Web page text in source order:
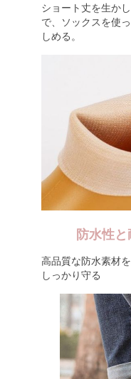
ショート丈を生か
で、ソックスを使
しめる。
防水性
高品質な防水素材
しっかり守る